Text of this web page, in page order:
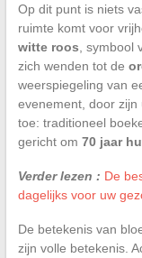
Op dit punt is niets
ruimte komt voor
witte roos ,
zich wenden tot de
weerspiegeling van
evenement, door zijn
toe: traditioneel
gericht om 70 jaar
Verder lezen : De
dagelijks voor uw
De betekenis van
zijn volle betekenis.